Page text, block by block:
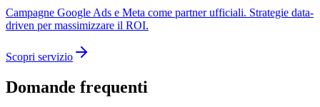
Campagne Google Ads e Meta come partner ufficiali. Strategie data-
driven per massimizzare il ROI.
Scopri servizio
Domande frequenti